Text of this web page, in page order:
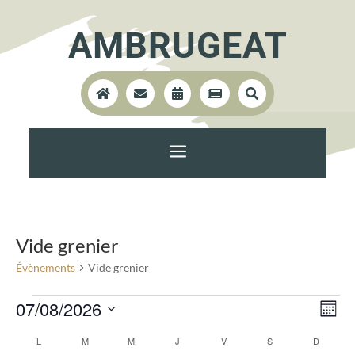
AMBRUGEAT
    
a
Vide grenier
Évènements Vide grenier
Évènements
par
Mois
07/08/2026
Calendrier
L MMARDI M MERCREDI
J VVENDREDIS D